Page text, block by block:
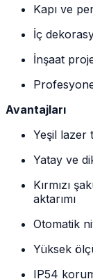
Kapı ve
İç
İnşaat
Avantajları
Yeşil lazer
Yatay ve
Kırmızı
aktarımı
Otomatik
Yüksek
IP54